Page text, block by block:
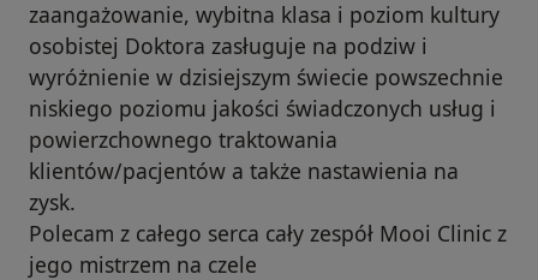
zaangażowanie, wybitna klasa i poziom kultury
osobistej Doktora zasługuje na podziw i
wyróżnienie w dzisiejszym świecie powszechnie
niskiego poziomu jakości świadczonych usług i
powierzchownego traktowania
klientów/pacjentów a także nastawienia na
zysk.
Polecam z całego serca cały zespół Mooi Clinic z
jego mistrzem na czele